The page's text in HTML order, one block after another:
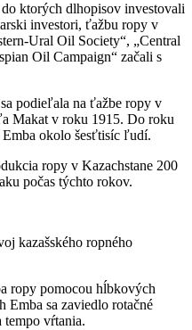
ktorých dlhopisov investovali
investori, ťažbu ropy v
Ural Oil Society“, „Central
Oil Campaign“ začali s
podieľala na ťažbe ropy v
Makat v roku 1915. Do roku
okolo šesťtisíc ľudí.
ropy v Kazachstane 200
počas týchto rokov.
kazašského ropného
ropy pomocou hĺbkových
Emba sa zaviedlo rotačné
vŕtania.